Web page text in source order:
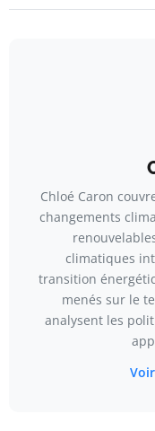
Chloé Caron
changements
climatiques
transition
menés sur le
analysent les